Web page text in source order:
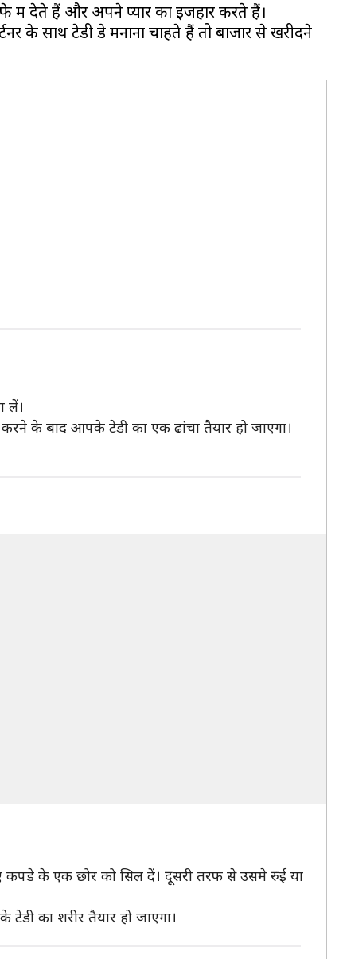
में देते हैं और अपने प्यार का इजहार करते हैं।
साथ टेडी डे मनाना चाहते हैं तो बाजार से खरीदने
लें।
के बाद आपके टेडी का एक ढांचा तैयार हो जाएगा।
कपडे के एक छोर को सिल दें। दूसरी तरफ से उसमे रुई या
का शरीर तैयार हो जाएगा।